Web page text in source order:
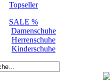
Topseller
SALE %
Damenschuhe
Herrenschuhe
Kinderschuhe